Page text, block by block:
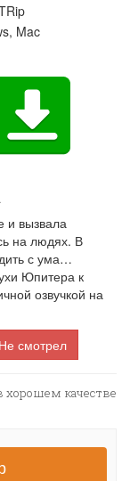
Mac
и вызвала
на людях. В
с ума…
Юпитера к
озвучкой на
Не смотрел
качестве